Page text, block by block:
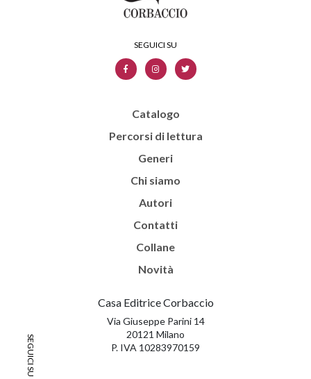
Catalogo
Percorsi di lettura
Generi
Chi siamo
Autori
Contatti
Collane
Novità
Casa Editrice Corbaccio
Via Giuseppe Parini 14
20121 Milano
P. IVA 10283970159